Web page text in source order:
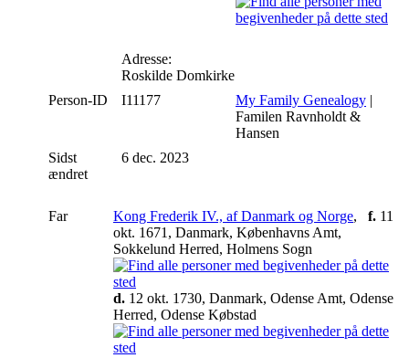
Adresse:
Roskilde Domkirke
Person-ID
I11177 My Family Genealogy |
Familen Ravnholdt &
Hansen
Sidst
ændret
6 dec. 2023
Far Kong Frederik IV., af Danmark og Norge, f. 11
okt. 1671, Danmark, Københavns Amt,
Sokkelund Herred, Holmens Sogn
d. 12 okt. 1730, Danmark, Odense Amt, Odense
Herred, Odense Købstad